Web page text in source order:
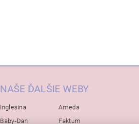
NAŠE ĎALŠIE WEBY
Inglesina
Baby-Dan
Ameda
Faktum